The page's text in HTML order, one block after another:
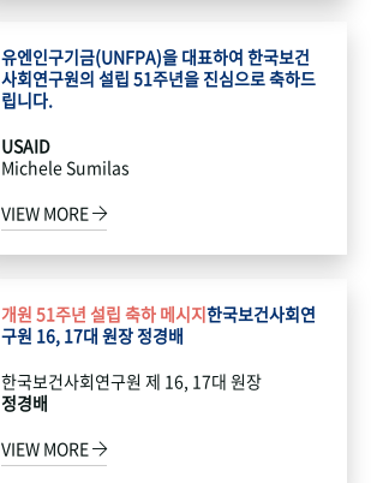
유엔인구기금(UNFPA)을 대표하여 한국보건
사회연구원의 설립 51주년을 진심으로 축하드
립니다.
USAID
Michele Sumilas
VIEW MORE
개원 51주년 설립 축하 메시지한국보건사회연
구원 16, 17대 원장 정경배
한국보건사회연구원 제 16, 17대 원장
정경배
VIEW MORE